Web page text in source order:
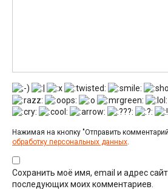
Нажимая на кнопку "Отправить
обработку персональных данных.
Сохранить моё имя, email и адрес
последующих моих комментариев.